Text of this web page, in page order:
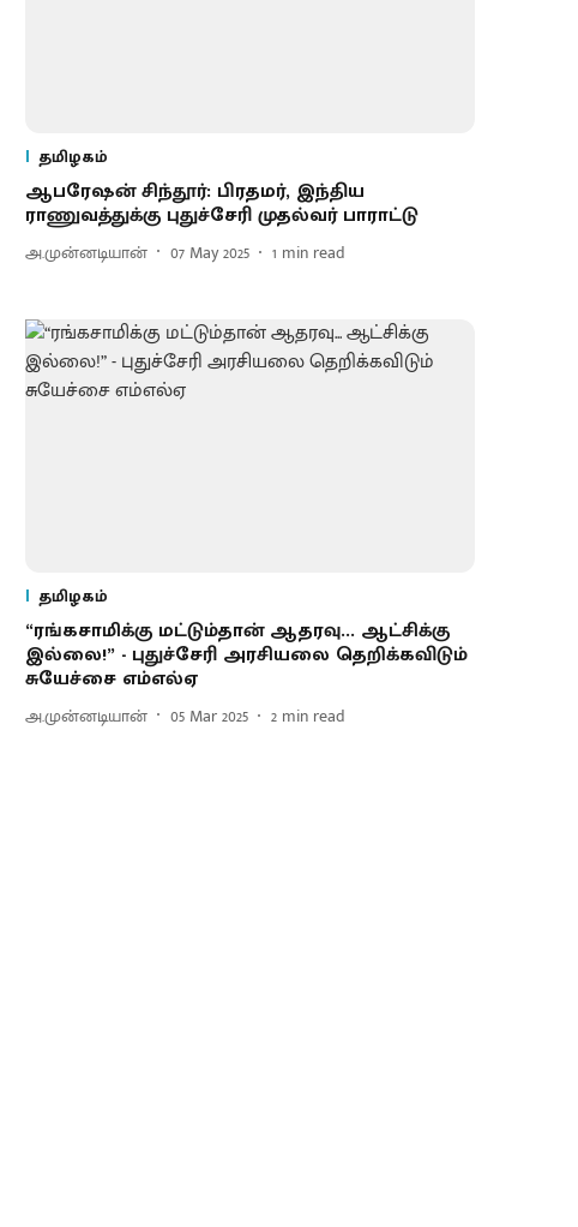
தமிழகம்
ஆபரேஷன் சிந்தூர்: பிரதமர், இந்திய
ராணுவத்துக்கு புதுச்சேரி முதல்வர் பாராட்டு
அ.முன்னடியான் 07 May 2025 1 min read
தமிழகம்
“ரங்கசாமிக்கு மட்டும்தான் ஆதரவு... ஆட்சிக்கு
இல்லை!” - புதுச்சேரி அரசியலை தெறிக்கவிடும்
சுயேச்சை எம்எல்ஏ
அ.முன்னடியான் 05 Mar 2025 2 min read